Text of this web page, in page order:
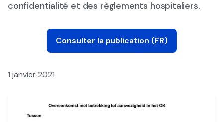
confidentialité et des règlements hospitaliers.
Consulter la publication (FR)
1 janvier 2021